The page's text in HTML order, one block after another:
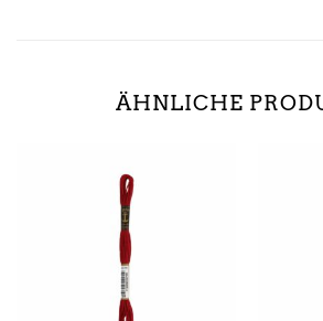
ÄHNLICHE